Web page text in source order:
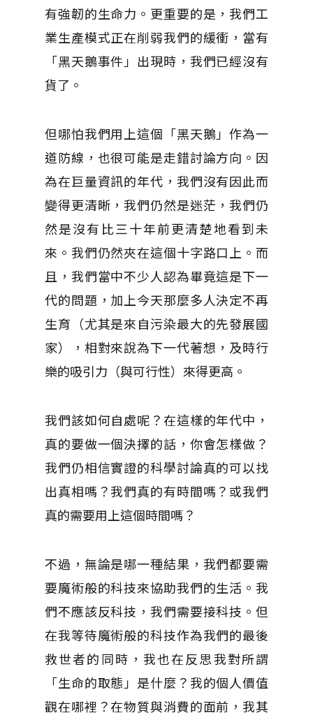
有強韌的生命力。更重要的是，我們工
業生產模式正在削弱我們的緩衝，當有
「黑天鵝事件」出現時，我們已經沒有
貨了。
但哪怕我們用上這個「黑天鵝」作為一
道防線，也很可能是走錯討論方向。因
為在巨量資訊的年代，我們沒有因此而
變得更清晰，我們仍然是迷茫，我們仍
然是沒有比三十年前更清楚地看到未
來。我們仍然夾在這個十字路口上。而
且，我們當中不少人認為畢竟這是下一
代的問題，加上今天那麼多人決定不再
生育（尤其是來自污染最大的先發展國
家），相對來說為下一代著想，及時行
樂的吸引力（與可行性）來得更高。
我們該如何自處呢？在這樣的年代中，
真的要做一個決擇的話，你會怎樣做？
我們仍相信實證的科學討論真的可以找
出真相嗎？我們真的有時間嗎？或我們
真的需要用上這個時間嗎？
不過，無論是哪一種結果，我們都要需
要魔術般的科技來協助我們的生活。我
們不應該反科技，我們需要接科技。但
在我等待魔術般的科技作為我們的最後
救世者的同時，我也在反思我對所謂
「生命的取態」是什麼？我的個人價值
觀在哪裡？在物質與消費的面前，我其